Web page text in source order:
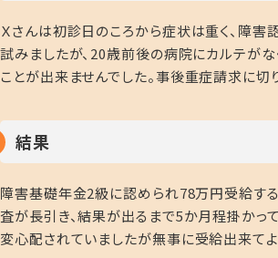
Ｘさんは初診日のころから症状は重く、障害
試みましたが、20歳前後の病院にカルテが
ことが出来ませんでした。事後重症請求に切
結果
障害基礎年金2級に認められ78万円受給する
査が長引き、結果が出るまで5か月程掛かっ
変心配されていましたが無事に受給出来てよ